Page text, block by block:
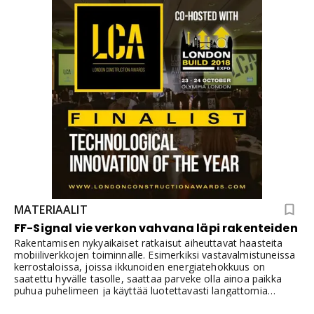
pitkäjänteisellä tutkimus- ja tuotekehitystyöllä yhdessä
johtavien alan pioneerien kanssa.
MATERIAALIT
FF-Signal vie verkon vahvana läpi rakenteiden
Rakentamisen nykyaikaiset ratkaisut aiheuttavat haasteita
mobiiliverkkojen toiminnalle. Esimerkiksi vastavalmistuneissa
kerrostaloissa, joissa ikkunoiden energiatehokkuus on
saatettu hyvälle tasolle, saattaa parveke olla ainoa paikka
puhua puhelimeen ja käyttää luotettavasti langattomia